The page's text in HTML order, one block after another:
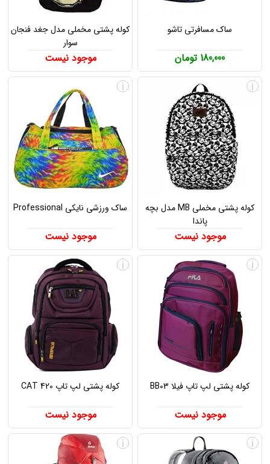
ساک مسافرتی تاشو
180,000 تومان
کوله پشتی مخملی مدل جغد فنجان
سوار
موجود نیست
کوله پشتی مخملی MB مدل بچه
پاندا
موجود نیست
i
ساک ورزشی نایکی Professional
موجود نیست
i
کوله پشتی لپ تاپ فیلا BB03
موجود نیست
i
کوله پشتی لپ تاپ CAT 420
موجود نیست
i
i
i